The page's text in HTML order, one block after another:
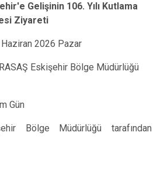
Gelişinin 106. Yılı Kutlama
Ziyareti
2026 Pazar
Eskişehir Bölge Müdürlüğü
Gün
Bölge Müdürlüğü tarafından